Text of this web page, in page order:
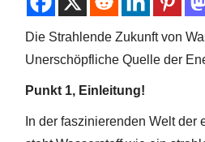
2
0
Die Strahlende Zukunft von
Unerschöpfliche Quelle der
Punkt 1, Einleitung!
In der faszinierenden Welt der